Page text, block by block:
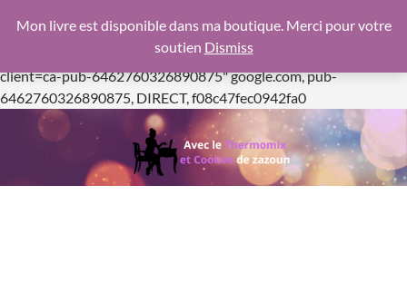
f08c47fec0942fa0
https://pagead2.googlesyndication.com/pagead/js/
client=ca-pub-6462760326890875"google.com, pub-
6462760326890875, DIRECT, f08c47fec0942fa0Aller
au
contenu
Mon livre est disponible dans ma boutique. Merci pour votre
soutien Dismiss